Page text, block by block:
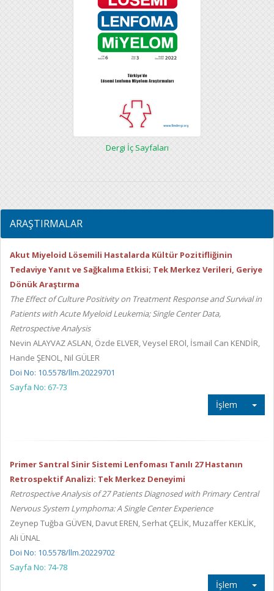
Dergi İç Sayfaları
ARAŞTIRMALAR
Akut Miyeloid Lösemili Hastalarda Kültür Pozitifliğinin
Tedaviye Yanıt ve Sağkalıma Etkisi; Tek Merkez Verileri, Geriye
Dönük Araştırma
The Effect of Culture Positivity on Treatment Response and Survival in
Patients with Acute Myeloid Leukemia; Single Center Data,
Retrospective Analysis
Nevin ALAYVAZ ASLAN, Özde ELVER, Veysel EROl, İsmail Can KENDİR,
Hande ŞENOL, Nil GÜLER
Doi No: 10.5578/llm.20229701
Sayfa No: 67-73
İşlem
Primer Santral Sinir Sistemi Lenfoması Tanılı 27 Hastanın
Retrospektif Analizi: Tek Merkez Deneyimi
Retrospective Analysis of 27 Patients Diagnosed with Primary Central
Nervous System Lymphoma: A Single Center Experience
Zeynep Tuğba GÜVEN, Davut EREN, Serhat ÇELİK, Muzaffer KEKLİK,
Ali ÜNAL
Doi No: 10.5578/llm.20229702
Sayfa No: 74-78
İşlem